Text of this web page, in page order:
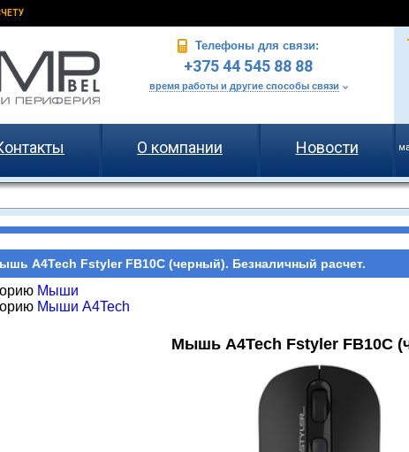
Телефоны для связи:
+375 44 545 88 88
время работы и другие способы связи
О компании Новости
A4Tech Fstyler FB10C (черный). Безналичный расчет.
Мыши
Мыши A4Tech
Мышь A4Tech Fstyler FB10C